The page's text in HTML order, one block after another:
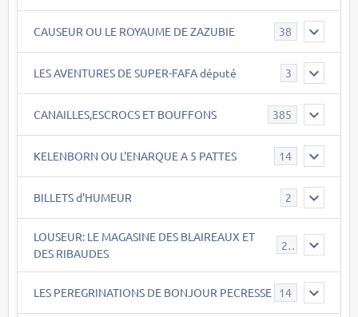
CAUSEUR OU LE ROYAUME DE ZAZUBIE 38
LES AVENTURES DE SUPER-FAFA député 3
CANAILLES,ESCROCS ET BOUFFONS 385
KELENBORN OU L'ENARQUE A 5 PATTES 14
BILLETS d'HUMEUR 2
LOUSEUR: LE MAGASINE DES BLAIREAUX ET
DES RIBAUDES
LES PEREGRINATIONS DE BONJOUR PECRESSE 14